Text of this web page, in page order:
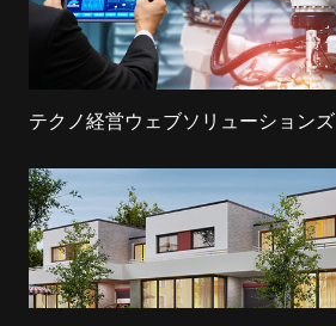
テクノ経営ウェブソリューションズ